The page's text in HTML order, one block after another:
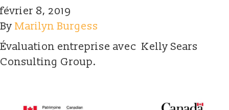
février 8, 2019
By Marilyn Burgess
Évaluation entreprise avec Kelly Sears
Consulting Group.